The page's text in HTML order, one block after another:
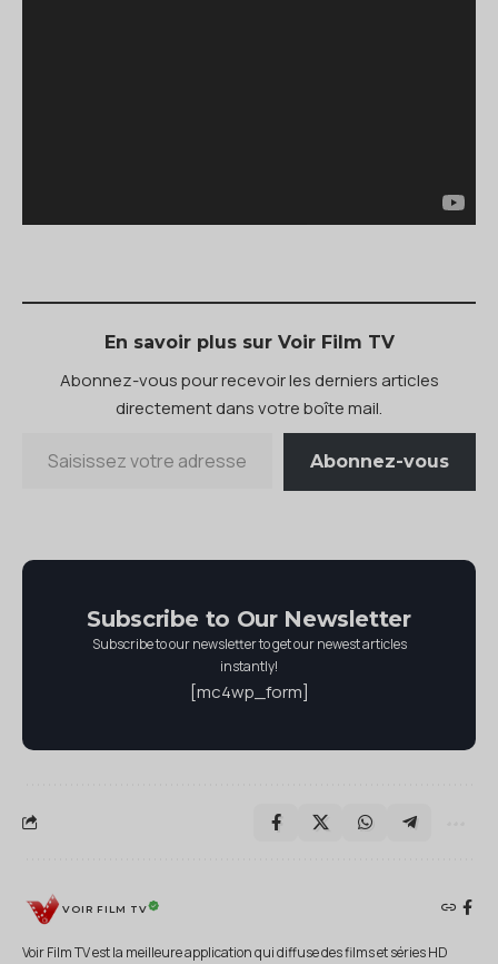
En savoir plus sur Voir Film TV
Abonnez-vous pour recevoir les derniers articles
directement dans votre boîte mail.
Abonnez-vous
Subscribe to Our Newsletter
Subscribe to our newsletter to get our newest articles
instantly!
[mc4wp_form]
VOIR FILM TV
Voir Film TV est la meilleure application qui diffuse des films et séries HD